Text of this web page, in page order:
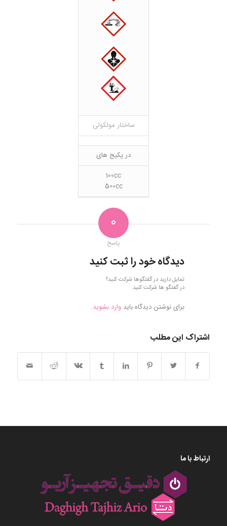
ساختار مولکولی
در پکیج های
100cc
500cc
0
پاسخ
دیدگاه خود را ثبت کنید
تمایل دارید در گفتگوها شرکت کنید؟
در گفتگو ها شرکت کنید.
برای نوشتن دیدگاه باید وارد بشوید.
اشتراک این مطلب
ارتباط با ما